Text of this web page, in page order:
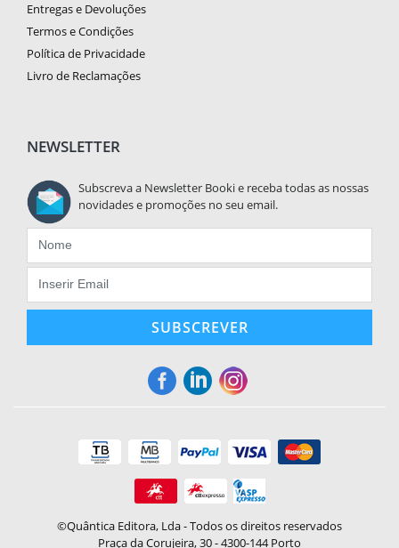
Entregas e Devoluções
Termos e Condições
Política de Privacidade
Livro de Reclamações
NEWSLETTER
Subscreva a Newsletter Booki e receba todas as nossas
novidades e promoções no seu email.
SUBSCREVER
©Quântica Editora, Lda - Todos os direitos reservados
Praça da Corujeira, 30 - 4300-144 Porto